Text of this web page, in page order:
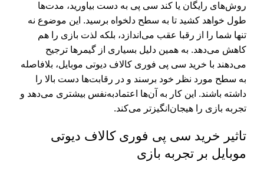
روش‌های رایگان یا کند سی پی به دست بیاورید، مدت‌ها
طول خواهد کشید تا به سطح دلخواه برسید. این موضوع نه
تنها شما را از رقبا عقب می‌اندازد، بلکه لذت بازی را هم
کاهش می‌دهد. به همین دلیل بسیاری از گیمرها ترجیح
می‌دهند با خرید سی پی فوری کالاف دیوتی موبایل، بلافاصله
به سطح مورد نظر خود برسند و در رقابت‌ها دست بالا را
داشته باشند. این کار به آن‌ها اعتمادبه‌نفس بیشتری می‌دهد و
تجربه بازی را هیجان‌انگیزتر می‌کند.
تاثیر خرید سی پی فوری کالاف دیوتی
موبایل بر تجربه بازی